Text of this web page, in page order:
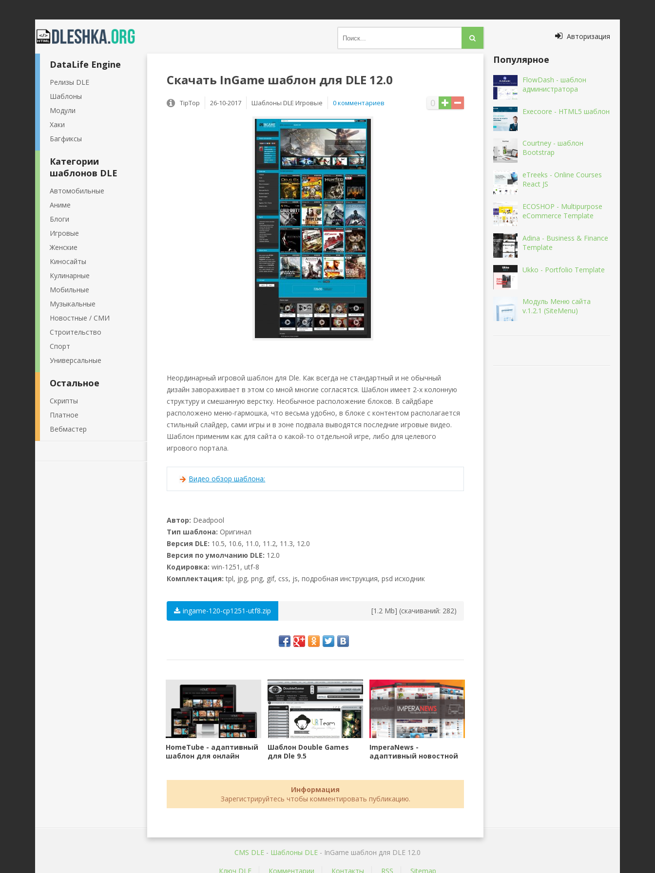
Авторизация
Скачать InGame шаблон для DLE 12.0
0
TipTop 26-10-2017 Шаблоны DLE Игровые 0 комментариев
Неординарный игровой шаблон для Dle. Как всегда не стандартный и не обычный
дизайн завораживает в этом со мной многие согласятся. Шаблон имеет 2-х колонную
структуру и смешанную верстку. Необычное расположение блоков. В сайдбаре
расположено меню-гармошка, что весьма удобно, в блоке с контентом располагается
стильный слайдер, сами игры и в зоне подвала выводятся последние игровые видео.
Шаблон применим как для сайта о какой-то отдельной игре, либо для целевого
игрового портала.
Видео обзор шаблона:
Автор: Deadpool
Тип шаблона: Оригинал
Версия DLE: 10.5, 10.6, 11.0, 11.2, 11.3, 12.0
Версия по умолчанию DLE: 12.0
Кодировка: win-1251, utf-8
Комплектация: tpl, jpg, png, gif, css, js, подробная инструкция, psd исходник
ingame-120-cp1251-utf8.zip [1.2 Mb] (cкачиваний: 282)
HomeTube - адаптивный
шаблон для онлайн
Шаблон Double Games
для Dle 9.5
ImperaNews -
адаптивный новостной
Информация
Зарегистрируйтесь чтобы комментировать публикацию.
DataLife Engine
Релизы DLE
Шаблоны
Модули
Хаки
Багфиксы
Категории
шаблонов DLE
Автомобильные
Аниме
Блоги
Игровые
Женские
Киносайты
Кулинарные
Мобильные
Музыкальные
Новостные / СМИ
Строительство
Спорт
Универсальные
Остальное
Скрипты
Платное
Вебмастер
Популярное
FlowDash - шаблон
администратора
Execoore - HTML5 шаблон
Courtney - шаблон
Bootstrap
eTreeks - Online Courses
React JS
ECOSHOP - Multipurpose
eCommerce Template
Adina - Business & Finance
Template
Ukko - Portfolio Template
Модуль Меню сайта
v.1.2.1 (SiteMenu)
CMS DLE - Шаблоны DLE - InGame шаблон для DLE 12.0
Ключ DLE
Комментарии Контакты RSS Sitemap